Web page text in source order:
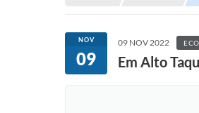
NOV
09
09 NOV 2022
Em Alto